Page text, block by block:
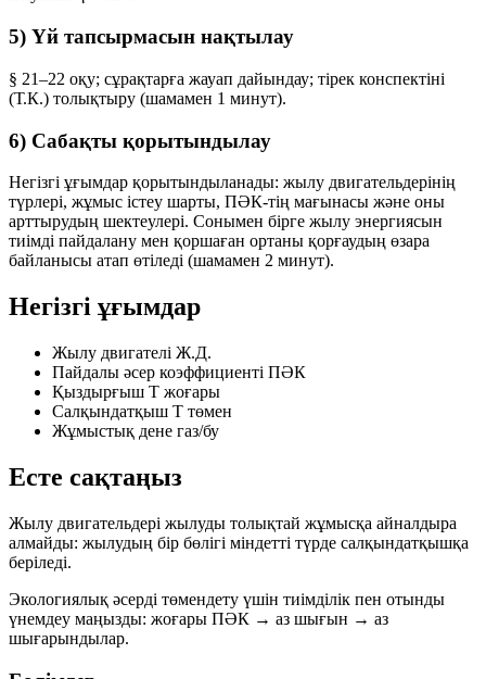
5) Үй тапсырмасын нақтылау
§ 21–22 оқу; сұрақтарға жауап дайындау; тірек конспектіні
(Т.К.) толықтыру (шамамен 1 минут).
6) Сабақты қорытындылау
Негізгі ұғымдар қорытындыланады: жылу двигательдерінің
түрлері, жұмыс істеу шарты, ПӘК-тің мағынасы және оны
арттырудың шектеулері. Сонымен бірге жылу энергиясын
тиімді пайдалану мен қоршаған ортаны қорғаудың өзара
байланысы атап өтіледі (шамамен 2 минут).
Негізгі ұғымдар
Жылу двигателі Ж.Д.
Пайдалы әсер коэффициенті ПӘК
Қыздырғыш T жоғары
Салқындатқыш T төмен
Жұмыстық дене газ/бу
Есте сақтаңыз
Жылу двигательдері жылуды толықтай жұмысқа айналдыра
алмайды: жылудың бір бөлігі міндетті түрде салқындатқышқа
беріледі.
Экологиялық әсерді төмендету үшін тиімділік пен отынды
үнемдеу маңызды: жоғары ПӘК → аз шығын → аз
шығарындылар.